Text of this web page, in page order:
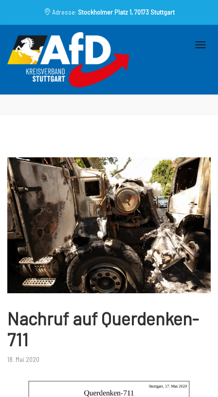
Adresse: Stockholmer Platz 1, 70173 Stuttgart
Nachruf auf Querdenken-
711
18. Mai 2020